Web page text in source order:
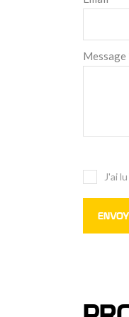
Message
J'ai